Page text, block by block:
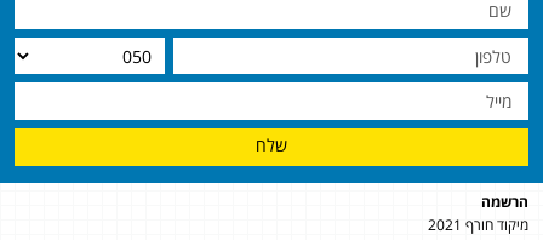
שלח
הרשמה
מיקוד חורף 2021